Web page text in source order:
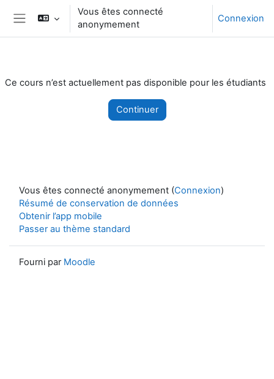
Passer au contenu principal
Panneau latéral
Vous êtes connecté
anonymement
Connexion
Ce cours n’est actuellement pas disponible pour les étudiants
Continuer
Vous êtes connecté anonymement (Connexion)
Résumé de conservation de données
Obtenir l’app mobile
Passer au thème standard
Fourni par Moodle